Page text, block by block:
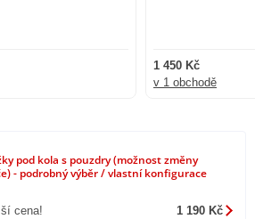
1 450 Kč
v 1 obchodě
pod kola s pouzdry (možnost změny
- podrobný výběr / vlastní konfigurace
cena! 1 190 Kč